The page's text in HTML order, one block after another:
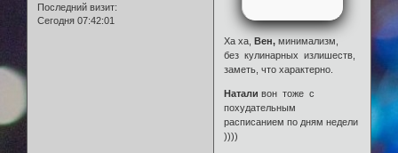
Последний визит:
Сегодня 07:42:01
Ха ха, Вен,минимализм,
без кулинарных излишеств,
заметь, что характерно.
Наталивон тоже с
похудательным
расписанием по дням недели
))))